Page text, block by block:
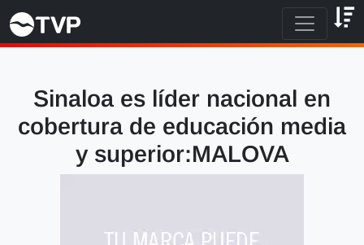
Sinaloa es líder nacional en
cobertura de educación media
y superior:MALOVA